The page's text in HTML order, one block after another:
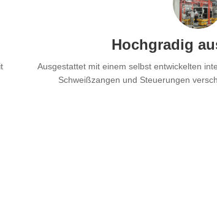
Hochgradig
Ausgestattet mit einem selbst entwickelten
Schweißzangen und Steuerungen